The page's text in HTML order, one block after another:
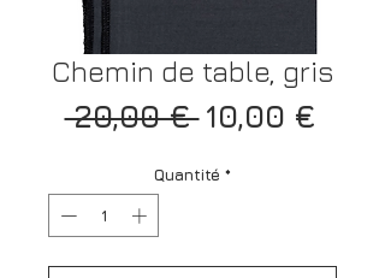
Chemin de table, gris
20,00 € Prix
10,00 €Prix
Quantité *